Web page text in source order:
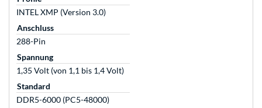
INTEL XMP (Version 3.0)
Anschluss
288-Pin
Spannung
1,35 Volt (von 1,1 bis 1,4 Volt)
Standard
DDR5-6000 (PC5-48000)